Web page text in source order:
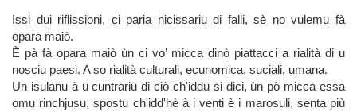
Issi dui riflissioni, ci paria nicissariu di falli, sè no vulemu fà
opara maiò.
È pà fà opara maiò ùn ci vo’ micca dinò piattacci a rialità di u
nosciu paesi. A so rialità culturali, ecunomica, suciali, umana.
Un isulanu à u cuntrariu di ciò ch'iddu si dici, ùn pò micca essa
omu rinchjusu, spostu ch'idd'hè à i venti è i marosuli, senta più